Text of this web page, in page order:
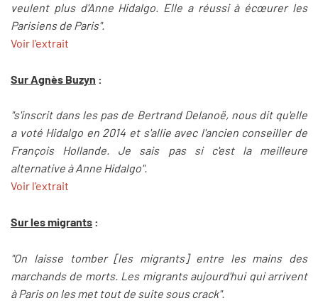
veulent plus d'Anne Hidalgo. Elle a réussi à écœurer les
Parisiens de Paris".
Voir l'extrait
Sur Agnès Buzyn :
"s'inscrit dans les pas de Bertrand Delanoë, nous dit qu'elle
a voté Hidalgo en 2014 et s'allie avec l'ancien conseiller de
François Hollande. Je sais pas si c'est la meilleure
alternative à Anne Hidalgo".
Voir l'extrait
Sur les migrants :
"On laisse tomber [les migrants] entre les mains des
marchands de morts. Les migrants aujourd'hui qui arrivent
à Paris on les met tout de suite sous crack".